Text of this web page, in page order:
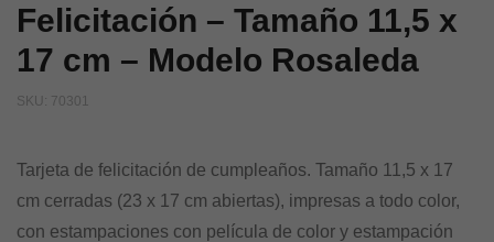
Felicitación – Tamaño 11,5 x
17 cm – Modelo Rosaleda
SKU: 70301
Tarjeta de felicitación de cumpleaños. Tamaño 11,5 x 17
cm cerradas (23 x 17 cm abiertas), impresas a todo color,
con estampaciones con película de color y estampación